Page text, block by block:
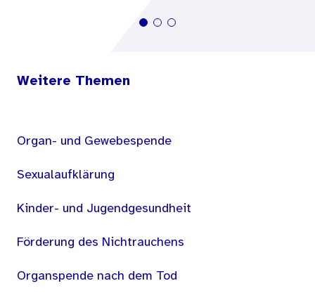
Weitere Themen
Organ- und Gewebespende
Sexualaufklärung
Kinder- und Jugendgesundheit
Förderung des Nichtrauchens
Organspende nach dem Tod